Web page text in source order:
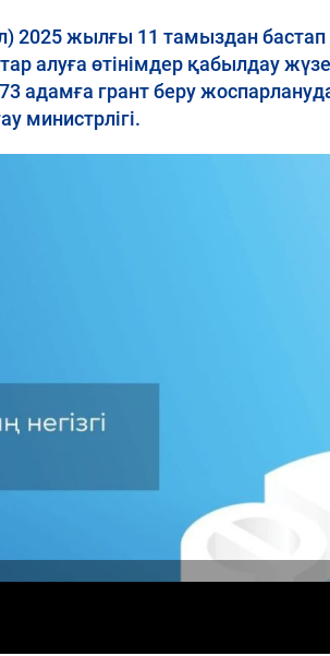
2025 жылғы 11 тамыздан
алуға өтінімдер қабылдау
адамға грант беру
министрлігі.